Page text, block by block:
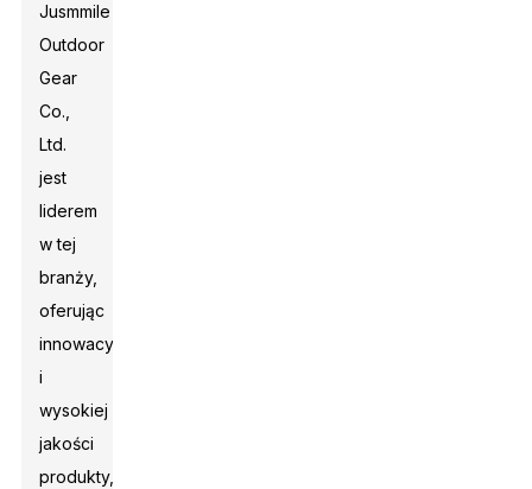
Jusmmile
Outdoor
Gear
Co.,
Ltd.
jest
liderem
w tej
branży,
oferując
innowacyjne
i
wysokiej
jakości
produkty,